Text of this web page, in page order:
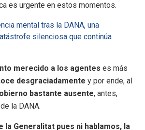
es urgente en estos momentos.
mental tras la DANA, una
silenciosa que continúa
merecido a los agentes es más
desgraciadamente y por ende, al
bastante ausente, antes,
la DANA.
la Generalitat pues ni hablamos, la